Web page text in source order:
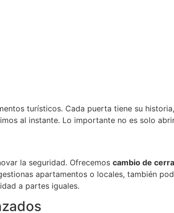
turísticos. Cada puerta tiene su
al instante. Lo importante no es solo
la seguridad. Ofrecemos cambio de
apartamentos o locales, también
a partes iguales.